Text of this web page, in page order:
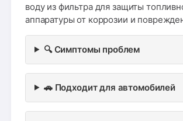
воду из фильтра для защиты
аппаратуры от коррозии и
🔍 Симптомы проблем
🚗 Подходит для автомобилей